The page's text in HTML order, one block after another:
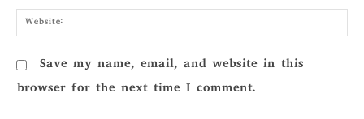
Save my name, email, and website in this
browser for the next time I comment.